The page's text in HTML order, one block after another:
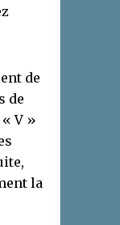
de
de
V »
la